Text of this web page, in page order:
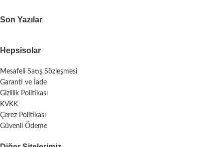
Son Yazılar
Hepsisolar
Mesafeli Satış Sözleşmesi
Garanti ve İade
Gizlilik Politikası
KVKK
Çerez Politikası
Güvenli Ödeme